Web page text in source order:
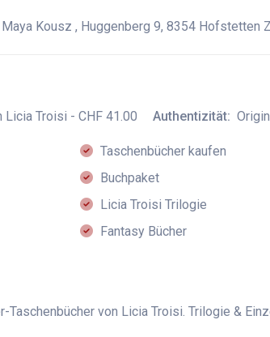
Kousz , Huggenberg 9, 8354 Hofstetten
Troisi - CHF 41.00 Authentizität:
Taschenbücher kaufen
Buchpaket
Licia Troisi Trilogie
Fantasy Bücher
Taschenbücher von Licia Troisi. Trilogie &